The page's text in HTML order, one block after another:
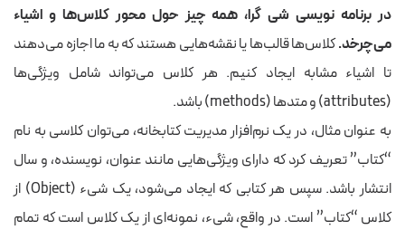
در برنامه نویسی شی گرا، همه چیز حول محور کلاس‌ها و اشیاء
می‌چرخد.کلاس‌ها قالب‌ها یا نقشه‌هایی هستند که به ما اجازه می‌دهند
تا اشیاء مشابه ایجاد کنیم. هر کلاس می‌تواند شامل ویژگی‌ها
(attributes) و متدها (methods) باشد.
به عنوان مثال، در یک نرم‌افزار مدیریت کتابخانه، می‌توان کلاسی به نام
“کتاب” تعریف کرد که دارای ویژگی‌هایی مانند عنوان، نویسنده، و سال
انتشار باشد. سپس هر کتابی که ایجاد می‌شود، یک شیء (Object) از
کلاس “کتاب” است. در واقع، شیء، نمونه‌ای از یک کلاس است که تمام